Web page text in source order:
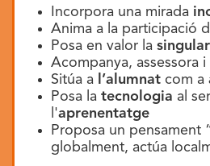
Incorpora una mirada
Anima a la participació
Posa en valor la
Acompanya, assessora
Sitúa a
l’alumnat com a
Posa la tecnologia al
l'aprenentatge
Proposa un pensament
globalment, actúa